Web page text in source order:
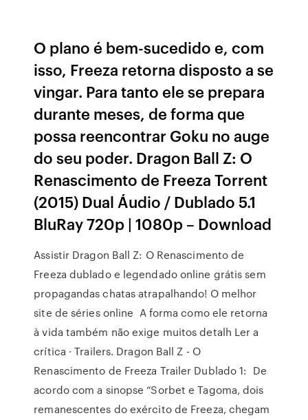
O plano é bem-sucedido e, com
isso, Freeza retorna disposto a se
vingar. Para tanto ele se prepara
durante meses, de forma que
possa reencontrar Goku no auge
do seu poder. Dragon Ball Z: O
Renascimento de Freeza Torrent
(2015) Dual Áudio / Dublado 5.1
BluRay 720p | 1080p – Download
Assistir Dragon Ball Z: O Renascimento de
Freeza dublado e legendado online grátis sem
propagandas chatas atrapalhando! O melhor
site de séries online A forma como ele retorna
à vida também não exige muitos detalh Ler a
crítica · Trailers. Dragon Ball Z - O
Renascimento de Freeza Trailer Dublado 1: De
acordo com a sinopse “Sorbet e Tagoma, dois
remanescentes do exército de Freeza, chegam